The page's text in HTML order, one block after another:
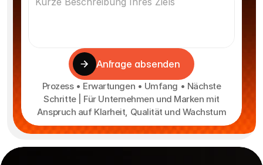
Anfrage absenden
Prozess • Erwartungen • Umfang • Nächste
Schritte | Für Unternehmen und Marken mit
Anspruch auf Klarheit, Qualität und Wachstum